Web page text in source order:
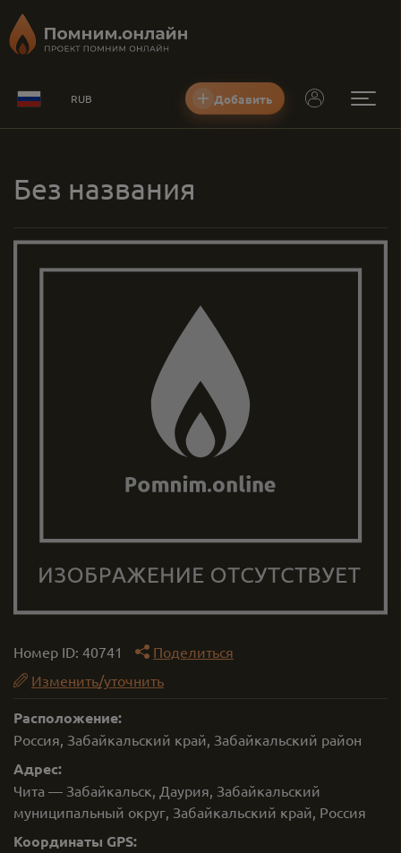
RUB Добавить
Без названия
Номер ID: 40741
Поделиться
Изменить/уточнить
Расположение:
Россия, Забайкальский край, Забайкальский район
Адрес:
Чита — Забайкальск, Даурия, Забайкальский
муниципальный округ, Забайкальский край, Россия
Координаты GPS: